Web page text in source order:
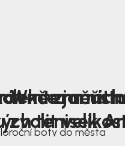
jarních
tenisek
změřit
zvolit
Winter
boty do města